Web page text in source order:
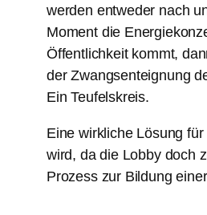
werden entweder nach
Moment die
Öffentlichkeit kommt,
der Zwangsenteignung
Ein Teufelskreis.
Eine wirkliche Lösung
wird, da die Lobby doch
Prozess zur Bildung